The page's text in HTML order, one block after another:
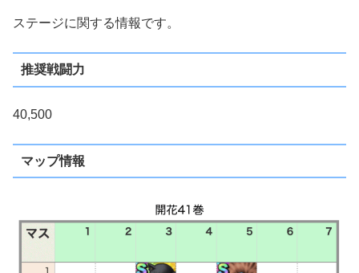
ステージに関する情報です。
推奨戦闘力
40,500
マップ情報